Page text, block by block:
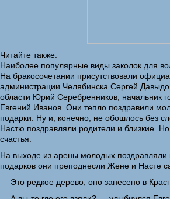
Читайте также:
Наиболее популярные виды заколок для
На бракосочетании присутствовали
администрации Челябинска Сергей
области Юрий Серебренников, начальник
Евгений Иванов. Они тепло поздравили
подарки. Ну и, конечно, не обошлось без
Настю поздравляли родители и близкие.
счастья.
На выходе из арены молодых поздравляли
подарков они преподнесли Жене и Насте
— Это редкое дерево, оно занесено в